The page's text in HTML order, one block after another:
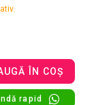
ÎN COȘ
rapid